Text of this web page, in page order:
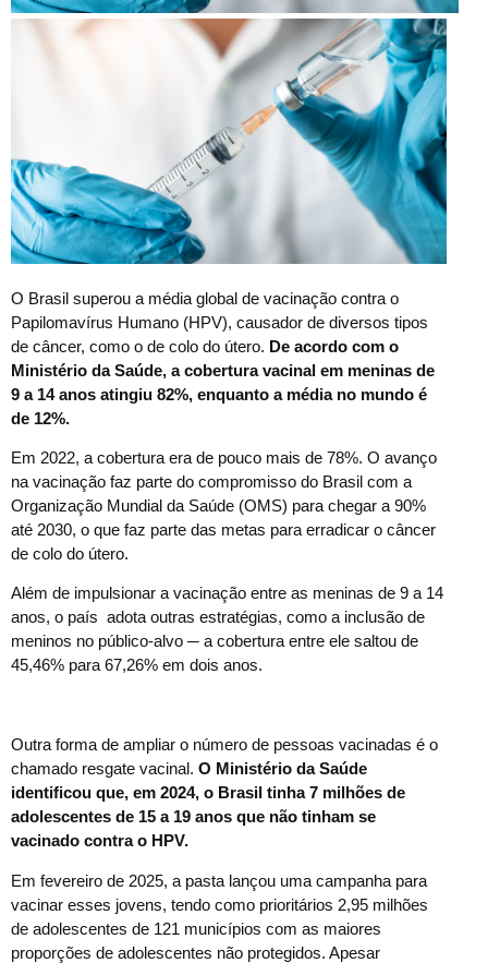
O Brasil superou a média global de vacinação contra o
Papilomavírus Humano (HPV), causador de diversos tipos
de câncer, como o de colo do útero. De acordo com o
Ministério da Saúde, a cobertura vacinal em meninas de
9 a 14 anos atingiu 82%, enquanto a média no mundo é
de 12%.
Em 2022, a cobertura era de pouco mais de 78%. O avanço
na vacinação faz parte do compromisso do Brasil com a
Organização Mundial da Saúde (OMS) para chegar a 90%
até 2030, o que faz parte das metas para erradicar o câncer
de colo do útero.
Além de impulsionar a vacinação entre as meninas de 9 a 14
anos, o país adota outras estratégias, como a inclusão de
meninos no público-alvo ─ a cobertura entre ele saltou de
45,46% para 67,26% em dois anos.
Outra forma de ampliar o número de pessoas vacinadas é o
chamado resgate vacinal. O Ministério da Saúde
identificou que, em 2024, o Brasil tinha 7 milhões de
adolescentes de 15 a 19 anos que não tinham se
vacinado contra o HPV.
Em fevereiro de 2025, a pasta lançou uma campanha para
vacinar esses jovens, tendo como prioritários 2,95 milhões
de adolescentes de 121 municípios com as maiores
proporções de adolescentes não protegidos. Apesar